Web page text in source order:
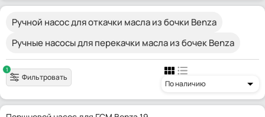
Ручной насос для откачки масла из бочки Benza
Ручные насосы для перекачки масла из бочек Benza
1
Фильтровать
По наличию